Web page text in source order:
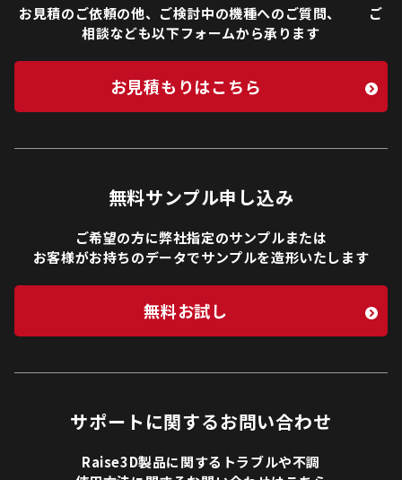
お見積のご依頼の他、ご検討中の機種へのご質問、 ご
相談なども以下フォームから承ります
お見積もりはこちら
無料サンプル申し込み
ご希望の方に弊社指定のサンプルまたは
お客様がお持ちのデータでサンプルを造形いたします
無料お試し
サポートに関するお問い合わせ
Raise3D製品に関するトラブルや不調